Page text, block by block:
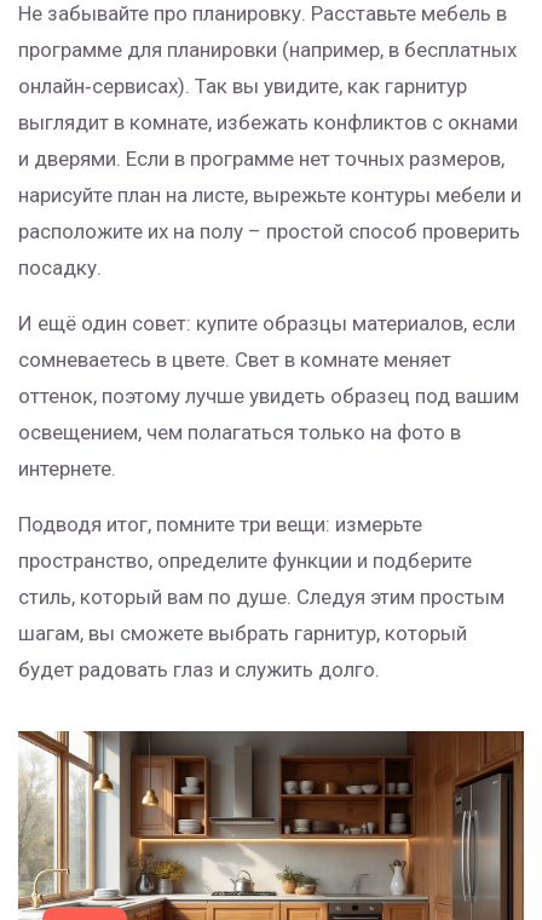
Не забывайте про планировку. Расставьте мебель в
программе для планировки (например, в бесплатных
онлайн‑сервисах). Так вы увидите, как гарнитур
выглядит в комнате, избежать конфликтов с окнами
и дверями. Если в программе нет точных размеров,
нарисуйте план на листе, вырежьте контуры мебели и
расположите их на полу – простой способ проверить
посадку.
И ещё один совет: купите образцы материалов, если
сомневаетесь в цвете. Свет в комнате меняет
оттенок, поэтому лучше увидеть образец под вашим
освещением, чем полагаться только на фото в
интернете.
Подводя итог, помните три вещи: измерьте
пространство, определите функции и подберите
стиль, который вам по душе. Следуя этим простым
шагам, вы сможете выбрать гарнитур, который
будет радовать глаз и служить долго.